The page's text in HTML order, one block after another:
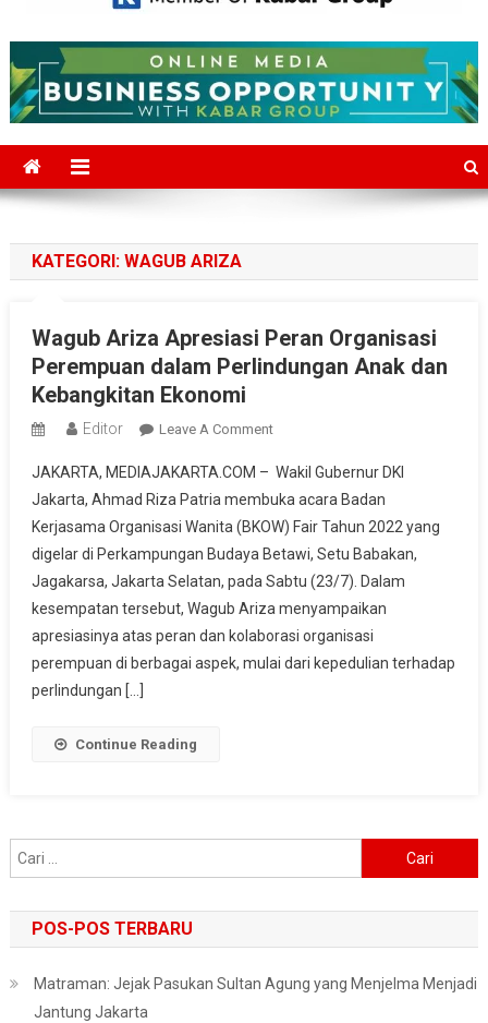
Mediajakarta.com
KATEGORI: WAGUB ARIZA
Wagub Ariza Apresiasi Peran Organisasi
Perempuan dalam Perlindungan Anak dan
Kebangkitan Ekonomi
Editor Leave A CommentOn
Ariza
Apresiasi
Peran
Organisasi
Perempuan
Dalam
Perlindungan
Anak
JAKARTA, MEDIAJAKARTA.COM – Wakil Gubernur DKI
Jakarta, Ahmad Riza Patria membuka acara Badan
Kerjasama Organisasi Wanita (BKOW) Fair Tahun 2022 yang
digelar di Perkampungan Budaya Betawi, Setu Babakan,
Jagakarsa, Jakarta Selatan, pada Sabtu (23/7). Dalam
kesempatan tersebut, Wagub Ariza menyampaikan
apresiasinya atas peran dan kolaborasi organisasi
perempuan di berbagai aspek, mulai dari kepedulian terhadap
perlindungan […]
Continue Reading
untuk:
POS-POS TERBARU
Matraman: Jejak Pasukan Sultan Agung yang Menjelma Menjadi
Jantung Jakarta